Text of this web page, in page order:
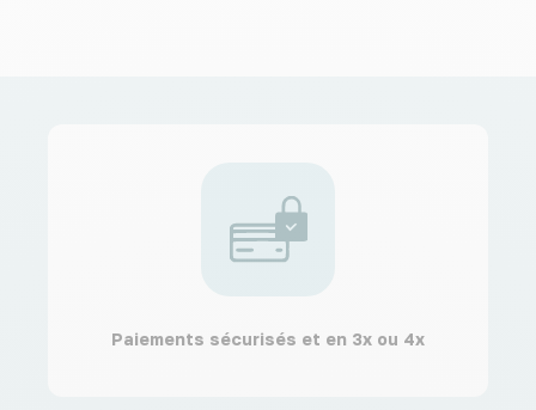
Paiements sécurisés et en 3x ou 4x